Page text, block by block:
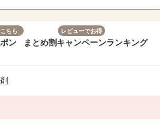
ちら
ン まとめ割
レビューでお得
キャンペーンランキング